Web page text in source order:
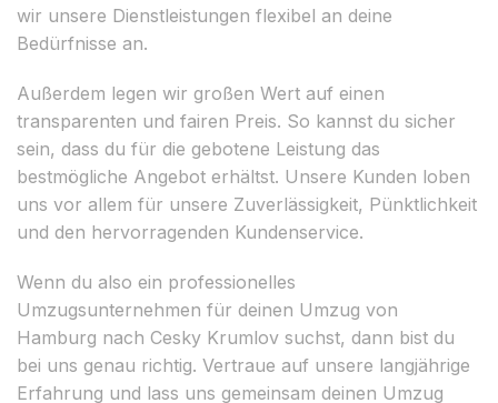
wir unsere Dienstleistungen flexibel an deine
Bedürfnisse an.
Außerdem legen wir großen Wert auf einen
transparenten und fairen Preis. So kannst du sicher
sein, dass du für die gebotene Leistung das
bestmögliche Angebot erhältst. Unsere Kunden loben
uns vor allem für unsere Zuverlässigkeit, Pünktlichkeit
und den hervorragenden Kundenservice.
Wenn du also ein professionelles
Umzugsunternehmen für deinen Umzug von
Hamburg nach Cesky Krumlov suchst, dann bist du
bei uns genau richtig. Vertraue auf unsere langjährige
Erfahrung und lass uns gemeinsam deinen Umzug